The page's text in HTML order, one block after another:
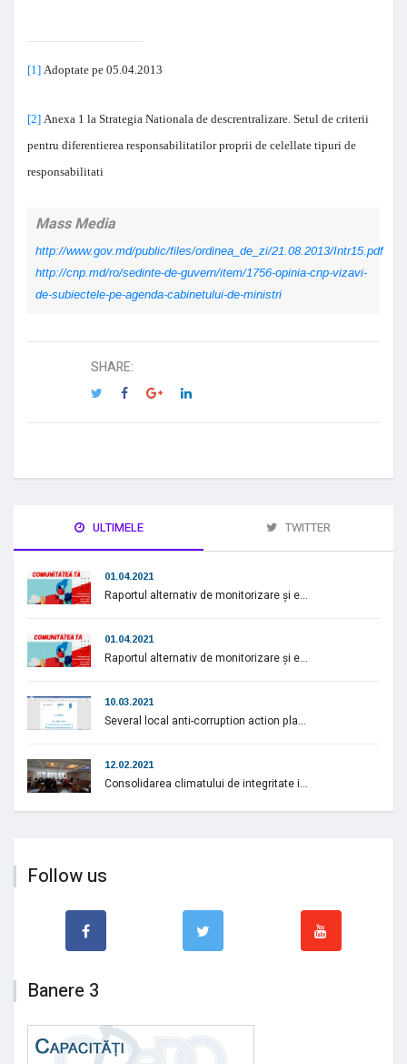
[1] Adoptate pe 05.04.2013
[2] Anexa 1 la Strategia Nationala de descrentralizare. Setul de criterii
pentru diferentierea responsabilitatilor proprii de celellate tipuri de
responsabilitati
Mass Media
http://www.gov.md/public/files/ordinea_de_zi/21.08.2013/Intr15.pdf
http://cnp.md/ro/sedinte-de-guvern/item/1756-opinia-cnp-vizavi-
de-subiectele-pe-agenda-cabinetului-de-ministri
SHARE:
ULTIMELE TWITTER
01.04.2021
Raportul alternativ de monitorizare și e...
01.04.2021
Raportul alternativ de monitorizare și e...
10.03.2021
Several local anti-corruption action pla...
12.02.2021
Consolidarea climatului de integritate i...
Follow us
Banere 3